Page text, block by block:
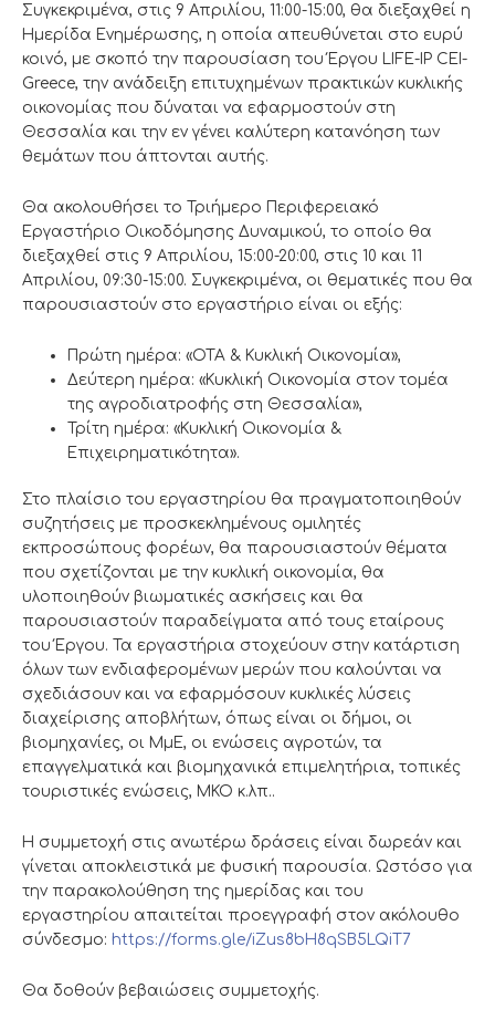
Συγκεκριμένα, στις 9 Απριλίου, 11:00-15:00, θα διεξαχθεί η
Ημερίδα Ενημέρωσης, η οποία απευθύνεται στο ευρύ
κοινό, με σκοπό την παρουσίαση του Έργου LIFE-IP CEI-
Greece, την ανάδειξη επιτυχημένων πρακτικών κυκλικής
οικονομίας που δύναται να εφαρμοστούν στη
Θεσσαλία και την εν γένει καλύτερη κατανόηση των
θεμάτων που άπτονται αυτής.
Θα ακολουθήσει το Τριήμερο Περιφερειακό
Εργαστήριο Οικοδόμησης Δυναμικού, το οποίο θα
διεξαχθεί στις 9 Απριλίου, 15:00-20:00, στις 10 και 11
Απριλίου, 09:30-15:00. Συγκεκριμένα, οι θεματικές που θα
παρουσιαστούν στο εργαστήριο είναι οι εξής:
Πρώτη ημέρα: «ΟΤΑ & Κυκλική Οικονομία»,
Δεύτερη ημέρα: «Κυκλική Οικονομία στον τομέα
της αγροδιατροφής στη Θεσσαλία»,
Τρίτη ημέρα: «Κυκλική Οικονομία &
Επιχειρηματικότητα».
Στο πλαίσιο του εργαστηρίου θα πραγματοποιηθούν
συζητήσεις με προσκεκλημένους ομιλητές
εκπροσώπους φορέων, θα παρουσιαστούν θέματα
που σχετίζονται με την κυκλική οικονομία, θα
υλοποιηθούν βιωματικές ασκήσεις και θα
παρουσιαστούν παραδείγματα από τους εταίρους
του Έργου. Τα εργαστήρια στοχεύουν στην κατάρτιση
όλων των ενδιαφερομένων μερών που καλούνται να
σχεδιάσουν και να εφαρμόσουν κυκλικές λύσεις
διαχείρισης αποβλήτων, όπως είναι οι δήμοι, οι
βιομηχανίες, οι ΜμΕ, οι ενώσεις αγροτών, τα
επαγγελματικά και βιομηχανικά επιμελητήρια, τοπικές
τουριστικές ενώσεις, ΜΚΟ κ.λπ..
Η συμμετοχή στις ανωτέρω δράσεις είναι δωρεάν και
γίνεται αποκλειστικά με φυσική παρουσία. Ωστόσο για
την παρακολούθηση της ημερίδας και του
εργαστηρίου απαιτείται προεγγραφή στον ακόλουθο
σύνδεσμο: https://forms.gle/iZus8bH8qSB5LQiT7
Θα δοθούν βεβαιώσεις συμμετοχής.